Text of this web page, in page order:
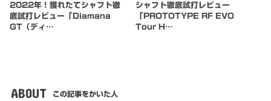
2022年！獲れたてシャフト徹
底試打レビュー「Diamana
GT（ディ…
シャフト徹底試打レビュー
「PROTOTYPE RF EVO
Tour H…
ABOUT この記事をかいた人